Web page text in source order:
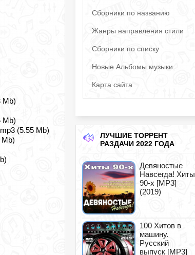
Mb)
Mb)
(5.55 Mb)
Сборники по названию
Жанры направления стили
Сборники по списку
Новые Альбомы музыки
Карта сайта
ЛУЧШИЕ ТОРРЕНТ
РАЗДАЧИ 2022 ГОДА
Девяностые
Навсегда! Хиты
90-х [MP3]
(2019)
100 Хитов в
машину.
Русский
выпуск [MP3]